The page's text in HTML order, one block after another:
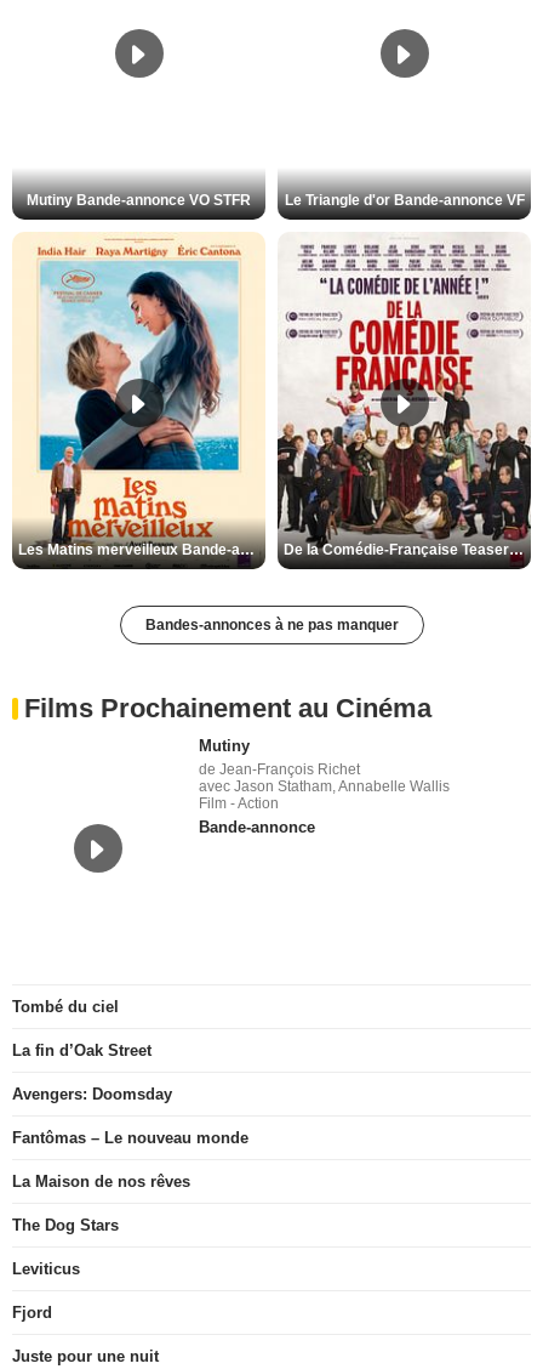
Mutiny Bande-annonce VO STFR Le Triangle d'or Bande-annonce VF
Les Matins merveilleux Bande-annonce VF De la Comédie-Française Teaser VF
Bandes-annonces à ne pas manquer
Films Prochainement au Cinéma
Mutiny
de Jean-François Richet
avec Jason Statham, Annabelle Wallis
Film - Action
Bande-annonce
Tombé du ciel
La fin d’Oak Street
Avengers: Doomsday
Fantômas – Le nouveau monde
La Maison de nos rêves
The Dog Stars
Leviticus
Fjord
Juste pour une nuit